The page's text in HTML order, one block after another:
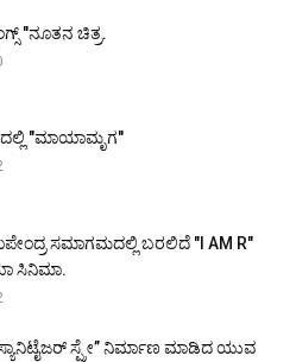
"ನೂತನ ಚಿತ್ರ.
"ಮಾಯಾಮೃಗ"
ಸಮಾಗಮದಲ್ಲಿ ಬರಲಿದೆ "I AM R"
ಸಿನಿಮಾ.
ಸ್ಪ್ರೇ” ನಿರ್ಮಾಣ ಮಾಡಿದ ಯುವ